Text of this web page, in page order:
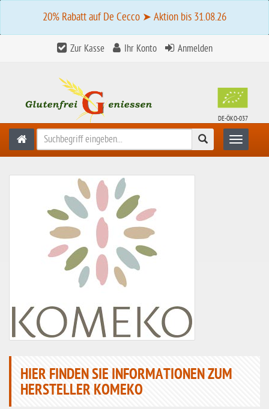
20% Rabatt auf De Cecco ➤ Aktion bis 31.08.26
Zur Kasse Ihr Konto Anmelden
DE-ÖKO-037
Suchen Toggle
HIER FINDEN SIE INFORMATIONEN ZUM
HERSTELLER KOMEKO